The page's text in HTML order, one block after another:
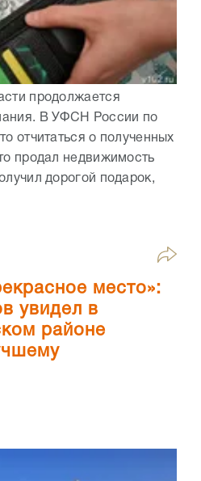
продолжается
В УФСН России по
отчитаться о полученных
продал недвижимость
дорогой подарок,
место»:
увидел в
районе